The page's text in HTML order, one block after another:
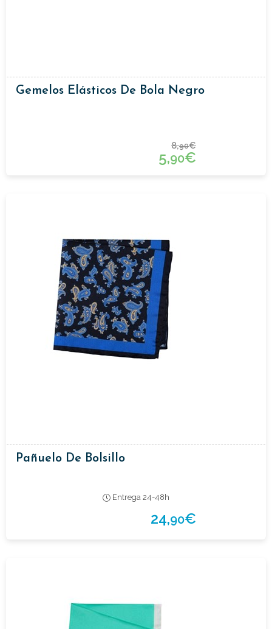
Gemelos Elásticos De Bola Negro
8,90€
5,90€
Pañuelo De Bolsillo
Entrega 24-48h
24,90€